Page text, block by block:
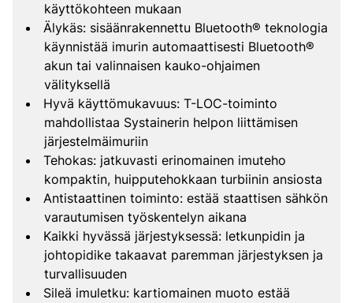
käyttökohteen mukaan
Älykäs: sisäänrakennettu Bluetooth® teknologia
käynnistää imurin automaattisesti Bluetooth®
akun tai valinnaisen kauko-ohjaimen
välityksellä
Hyvä käyttömukavuus: T-LOC-toiminto
mahdollistaa Systainerin helpon liittämisen
järjestelmäimuriin
Tehokas: jatkuvasti erinomainen imuteho
kompaktin, huipputehokkaan turbiinin ansiosta
Antistaattinen toiminto: estää staattisen sähkön
varautumisen työskentelyn aikana
Kaikki hyvässä järjestyksessä: letkunpidin ja
johtopidike takaavat paremman järjestyksen ja
turvallisuuden
Sileä imuletku: kartiomainen muoto estää